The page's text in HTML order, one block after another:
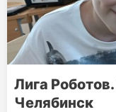
Лига
Челябинск